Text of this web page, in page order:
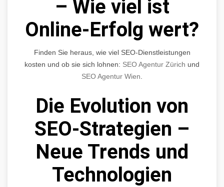
– Wie viel ist
Online-Erfolg wert?
Finden Sie heraus, wie viel SEO-Dienstleistungen
kosten und ob sie sich lohnen: SEO Agentur Zürich und
SEO Agentur Wien
Die Evolution von
SEO-Strategien –
Neue Trends und
Technologien